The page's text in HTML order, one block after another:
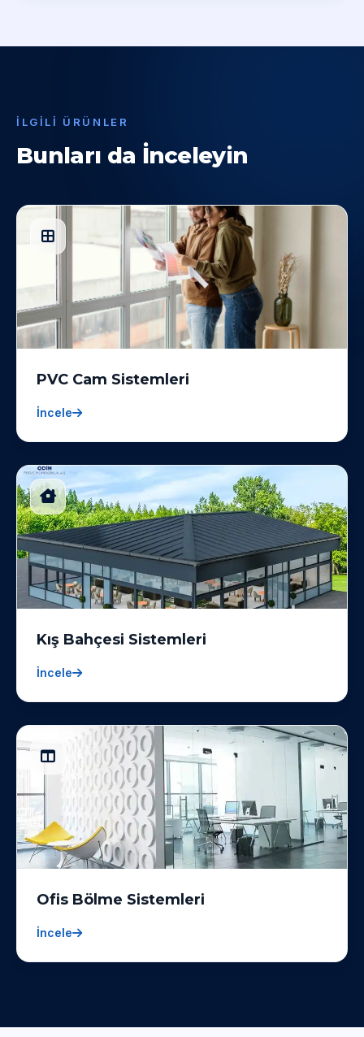
İLGILI ÜRÜNLER
Bunları da İnceleyin
PVC Cam Sistemleri
İncele
Kış Bahçesi Sistemleri
İncele
Ofis Bölme Sistemleri
İncele